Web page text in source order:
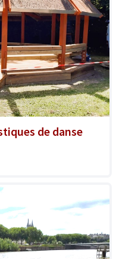
de danse